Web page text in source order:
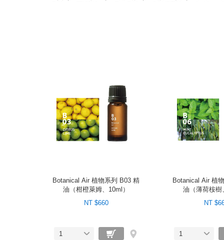
Botanical Air 植物系列 B03 精
油（柑橙萊姆、10ml）
NT $660
1
Botanical Air 植
油（薄荷桉樹
NT
1